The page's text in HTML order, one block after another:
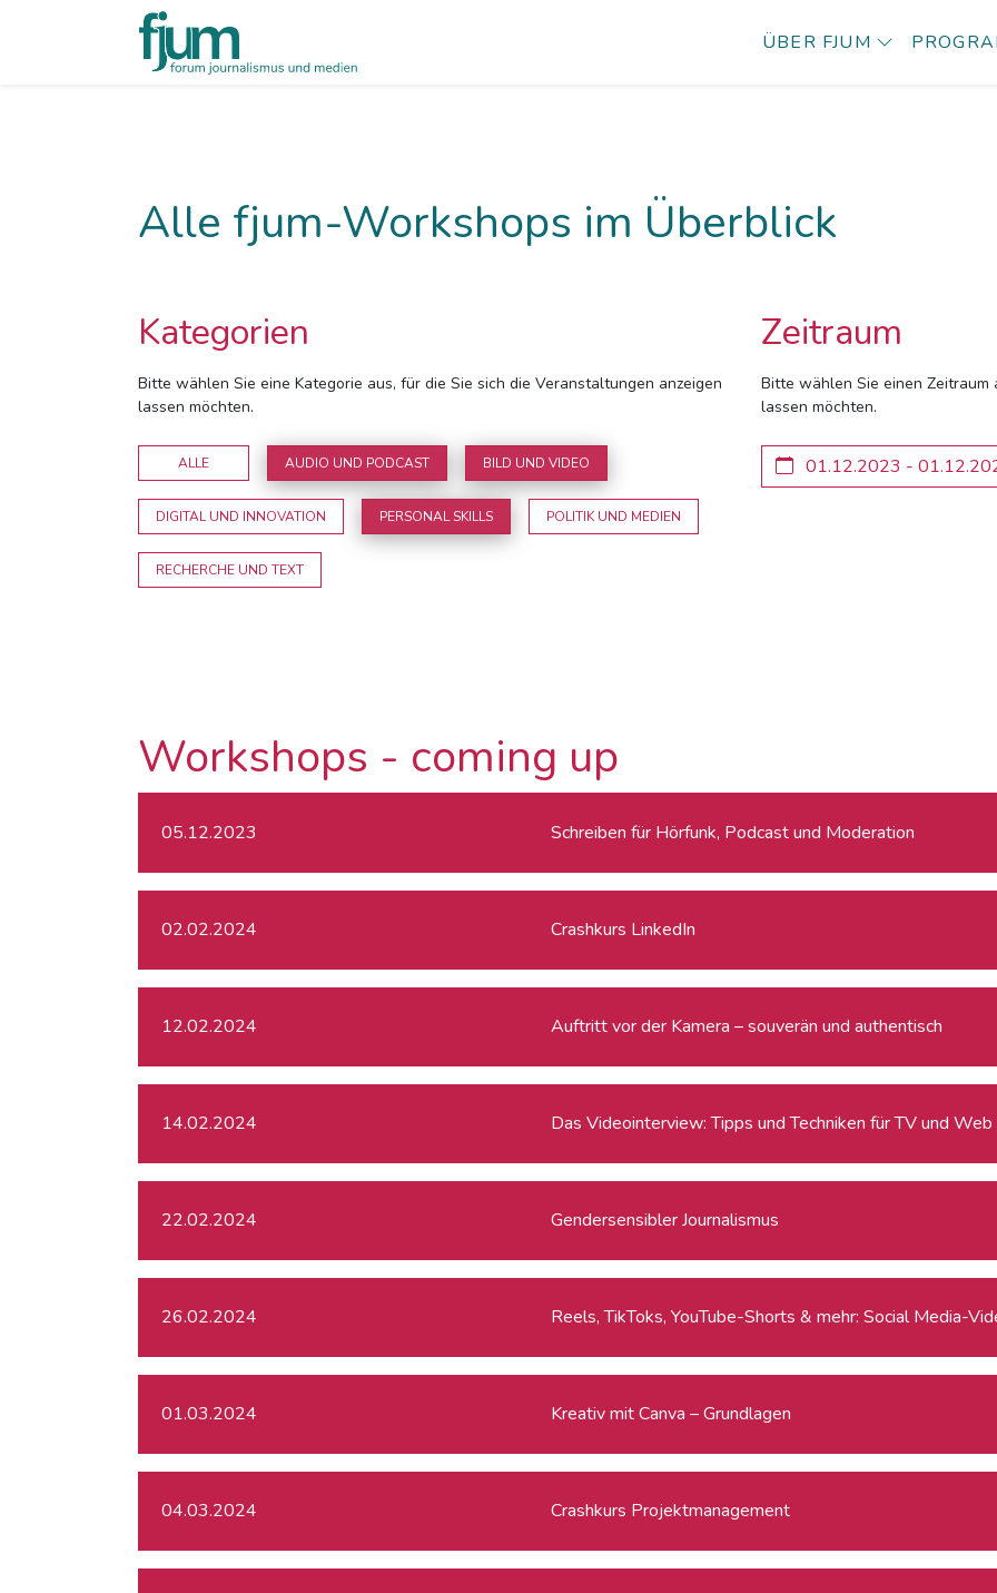
ÜBER FJUM
Alle fjum-Workshops im Überblick
Kategorien
Bitte wählen Sie eine Kategorie aus, für die Sie sich die Veranstaltungen anzeigen
lassen möchten.
ALLE AUDIO UND PODCAST BILD UND VIDEO
DIGITAL UND INNOVATION PERSONAL SKILLS POLITIK UND MEDIEN
RECHERCHE UND TEXT
Zeitraum
Bitte wählen Sie einen Zeitraum
lassen möchten.
Workshops - coming up
05.12.2023 Schreiben für Hörfunk, Podcast und Moderation
02.02.2024 Crashkurs LinkedIn
12.02.2024 Auftritt vor der Kamera – souverän und authentisch
14.02.2024 Das Videointerview: Tipps und Techniken für TV und Web
22.02.2024 Gendersensibler Journalismus
26.02.2024 Reels, TikToks, YouTube-Shorts & mehr: Social Media-
01.03.2024 Kreativ mit Canva – Grundlagen
04.03.2024 Crashkurs Projektmanagement